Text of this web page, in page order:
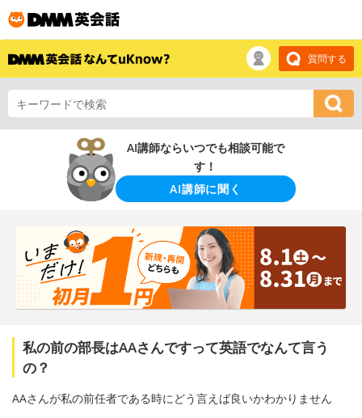
質問する
AI講師ならいつでも相談可能で
す！
AI講師に聞く
私の前の部長はAAさんですって英語でなんて言う
の？
AAさんが私の前任者である時にどう言えば良いかわかりません